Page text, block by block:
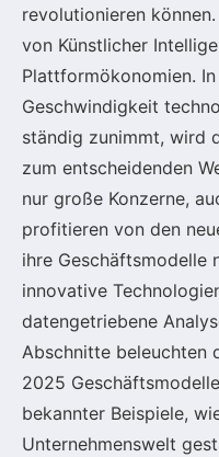
revolutionieren
von Künstlicher
Plattformökonomien.
Geschwindigkeit
ständig zunimmt, wird
zum entscheidenden
nur große Konzerne,
profitieren von den
ihre Geschäftsmodelle
innovative
datengetriebene
Abschnitte beleuchten
2025
bekannter Beispiele,
Unternehmenswelt